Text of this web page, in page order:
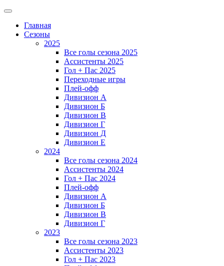
Главная
Сезоны
2025
Все голы сезона 2025
Ассистенты 2025
Гол + Пас 2025
Переходные игры
Плей-офф
Дивизион A
Дивизион Б
Дивизион В
Дивизион Г
Дивизион Д
Дивизион Е
2024
Все голы сезона 2024
Ассистенты 2024
Гол + Пас 2024
Плей-офф
Дивизион A
Дивизион Б
Дивизион В
Дивизион Г
2023
Все голы сезона 2023
Ассистенты 2023
Гол + Пас 2023